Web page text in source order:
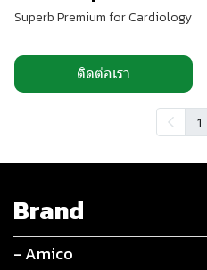
Superb Premium for Cardiology
ติดต่อเรา
1
Brand
- Amico